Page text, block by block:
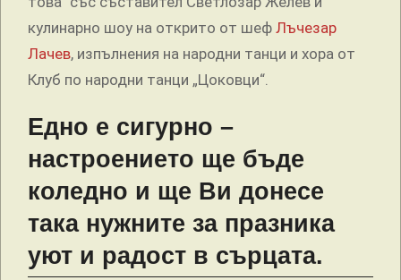
кулинарно шоу на открито от шеф Лъчезар
Лачев, изпълнения на народни танци и хора от
Клуб по народни танци „Цоковци“.
Едно е сигурно –
настроението ще бъде
коледно и ще Ви донесе
така нужните за празника
уют и радост в сърцата.